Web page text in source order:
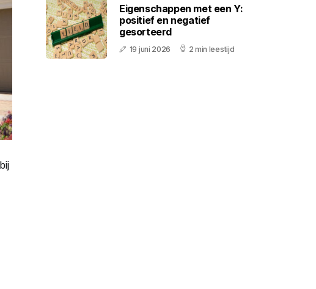
Eigenschappen met een Y:
positief en negatief
gesorteerd
19 juni 2026 2 min leestijd